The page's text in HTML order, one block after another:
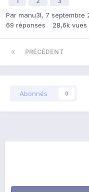
Par manu3l, 7 septembre
69 réponses 28,6k vues
PRÉCÉDENT
Abonnés 0